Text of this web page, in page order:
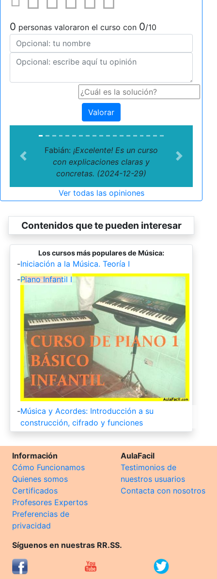
0 personas valoraron el curso con 0/10
Valorar
Fabián: ¡Excelente! Es un curso
con explicaciones claras y
concretas. (2024-12-29)
Previous Next
Ver todas las opiniones
Contenidos que te pueden interesar
Los cursos más populares de Música:
-Iniciación a la Música. Teoría I
-Piano Infantil I
-Música y Acordes: Introducción a su
construcción, cifrado y funciones
Información
Cómo Funcionamos
Quienes somos
Certificados
Profesores Expertos
Preferencias de
privacidad
AulaFacil
Testimonios de
nuestros usuarios
Contacta con nosotros
Síguenos en nuestras RR.SS.